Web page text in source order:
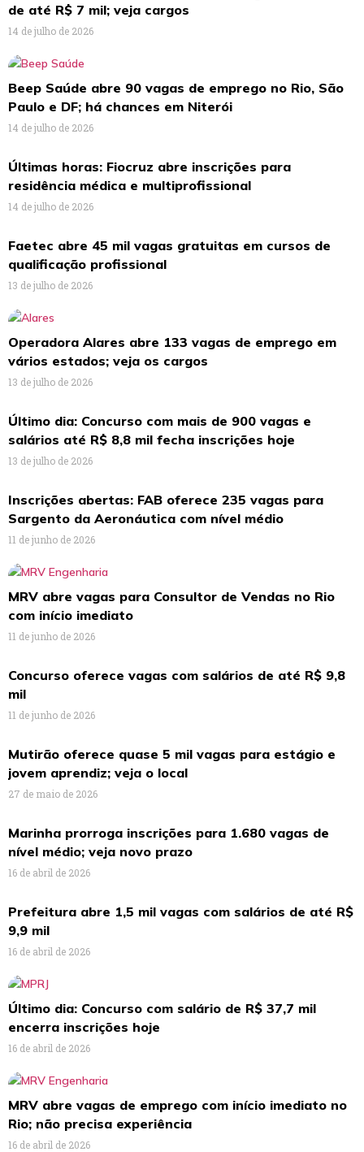
de até R$ 7 mil; veja cargos
14 de julho de 2026
Beep Saúde abre 90 vagas de emprego no Rio, São
Paulo e DF; há chances em Niterói
14 de julho de 2026
Últimas horas: Fiocruz abre inscrições para
residência médica e multiprofissional
14 de julho de 2026
Faetec abre 45 mil vagas gratuitas em cursos de
qualificação profissional
13 de julho de 2026
Operadora Alares abre 133 vagas de emprego em
vários estados; veja os cargos
13 de julho de 2026
Último dia: Concurso com mais de 900 vagas e
salários até R$ 8,8 mil fecha inscrições hoje
13 de julho de 2026
Inscrições abertas: FAB oferece 235 vagas para
Sargento da Aeronáutica com nível médio
11 de junho de 2026
MRV abre vagas para Consultor de Vendas no Rio
com início imediato
11 de junho de 2026
Concurso oferece vagas com salários de até R$ 9,8
mil
11 de junho de 2026
Mutirão oferece quase 5 mil vagas para estágio e
jovem aprendiz; veja o local
27 de maio de 2026
Marinha prorroga inscrições para 1.680 vagas de
nível médio; veja novo prazo
16 de abril de 2026
Prefeitura abre 1,5 mil vagas com salários de até R$
9,9 mil
16 de abril de 2026
Último dia: Concurso com salário de R$ 37,7 mil
encerra inscrições hoje
16 de abril de 2026
MRV abre vagas de emprego com início imediato no
Rio; não precisa experiência
16 de abril de 2026